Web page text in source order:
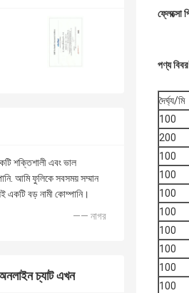
শক্তিশালী এবং ভাল
আমি ফুলিকে সবসময় সম্মান
একটি বড় নামী কোম্পানি।
—— নাগর
চ্যাট এখন
ফ্লেক্সো
পণ্য
দৈর্ঘ্য/মি
100
200
100
100
100
100
100
100
100
100